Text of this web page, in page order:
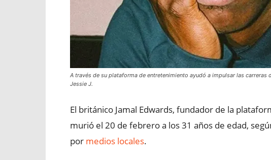
A través de su plataforma de entretenimiento ayudó a impulsar las
Jessie J.
El británico Jamal Edwards, fundador de la
murió el 20 de febrero a los 31 años de edad,
por medios locales.